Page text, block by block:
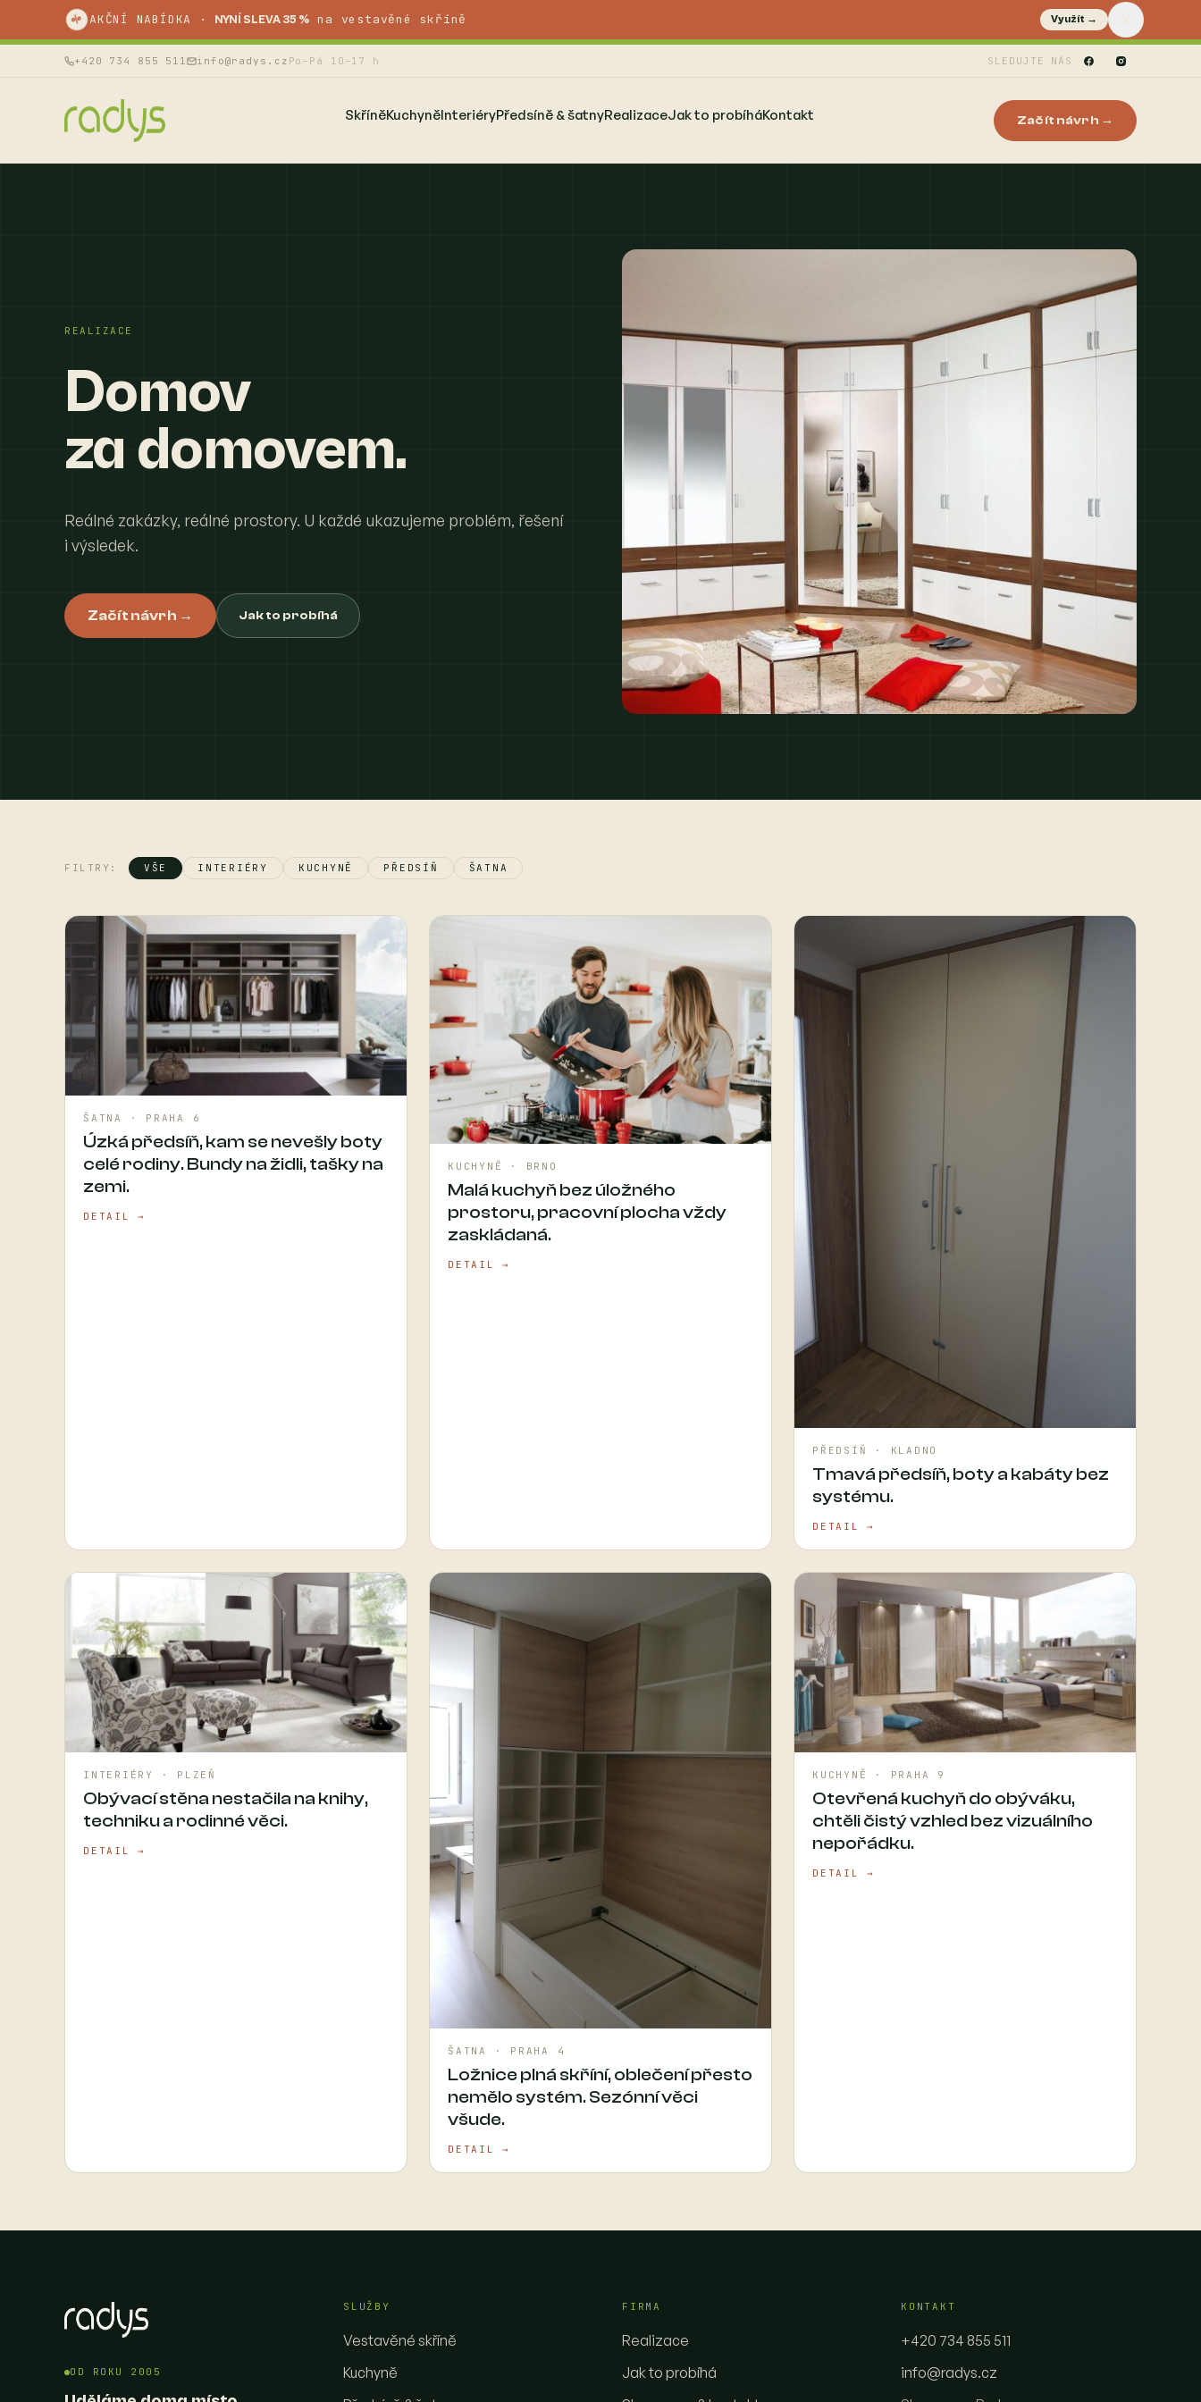
% AKČNÍ NABÍDKA · NYNÍ SLEVA 35 % na vestavěné skříně Využít →
+420 734 855 511 info@radys.cz Po–Pá 10–17 h SLEDUJTE NÁS
SkříněKuchyněInteriéryPředsíně & šatnyRealizaceJak to probíháKontakt Začít návrh →
REALIZACE
Domov
za domovem.
Reálné zakázky, reálné prostory. U každé ukazujeme problém, řešení
i výsledek.
Začít návrh → Jak to probíhá
FILTRY: VŠE INTERIÉRY KUCHYNĚ PŘEDSÍŇ ŠATNA
ŠATNA · PRAHA 6
Úzká předsíň, kam se nevešly boty
celé rodiny. Bundy na židli, tašky na
zemi.
DETAIL →
KUCHYNĚ · BRNO
Malá kuchyň bez úložného
prostoru, pracovní plocha vždy
zaskládaná.
DETAIL →
PŘEDSÍŇ · KLADNO
Tmavá předsíň, boty a kabáty bez
systému.
DETAIL →
INTERIÉRY · PLZEŇ
Obývací stěna nestačila na knihy,
techniku a rodinné věci.
DETAIL →
ŠATNA · PRAHA 4
Ložnice plná skříní, oblečení přesto
nemělo systém. Sezónní věci
všude.
DETAIL →
KUCHYNĚ · PRAHA 9
Otevřená kuchyň do obýváku,
chtěli čistý vzhled bez vizuálního
nepořádku.
DETAIL →
OD ROKU 2005
SLUŽBY
Vestavěné skříně
Kuchyně
FIRMA
Realizace
Jak to probíhá
KONTAKT
+420 734 855 511
info@radys.cz